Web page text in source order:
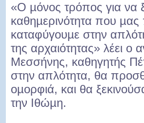
«Ο µόνος τρόπος για να
καθηµερινότητα που µας
καταφύγουµε στην
της αρχαιότητας» λέει ο
Μεσσήνης, καθηγητής
στην απλότητα, θα
οµορφιά, και θα
την Ιθώµη.